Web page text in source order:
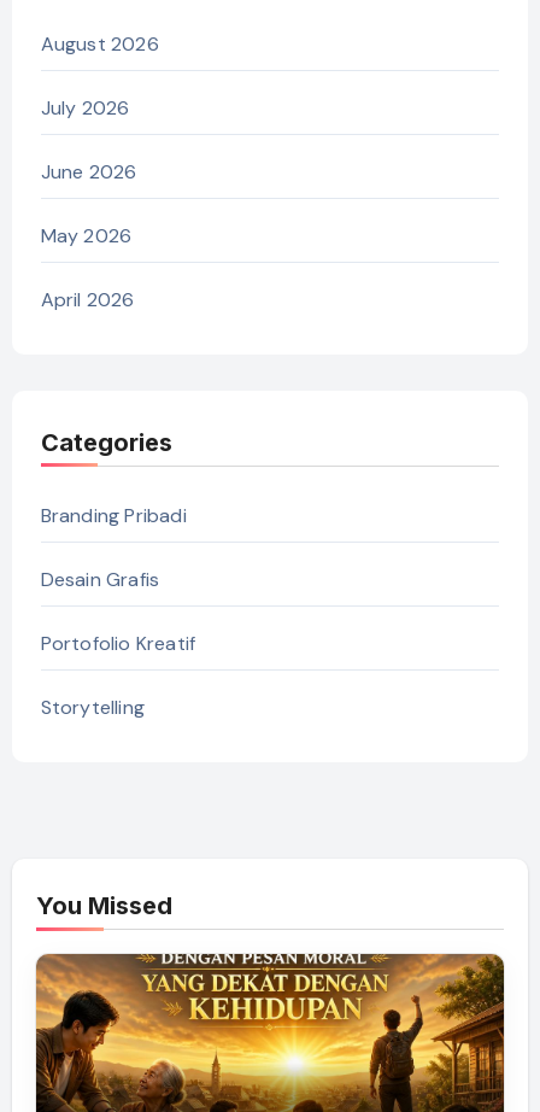
August 2026
July 2026
June 2026
May 2026
April 2026
Categories
Branding Pribadi
Desain Grafis
Portofolio Kreatif
Storytelling
You Missed